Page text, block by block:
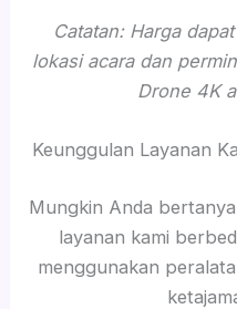
Catatan: Harga
lokasi acara dan
Drone 4K
Keunggulan Layanan
Mungkin Anda
layanan kami
menggunakan